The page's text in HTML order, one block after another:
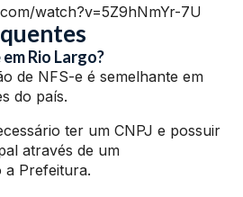
watch?v=5Z9hNmYr-7U
Rio Largo?
de NFS-e é semelhante em
do país.
ter um CNPJ e possuir
através de um
a Prefeitura.